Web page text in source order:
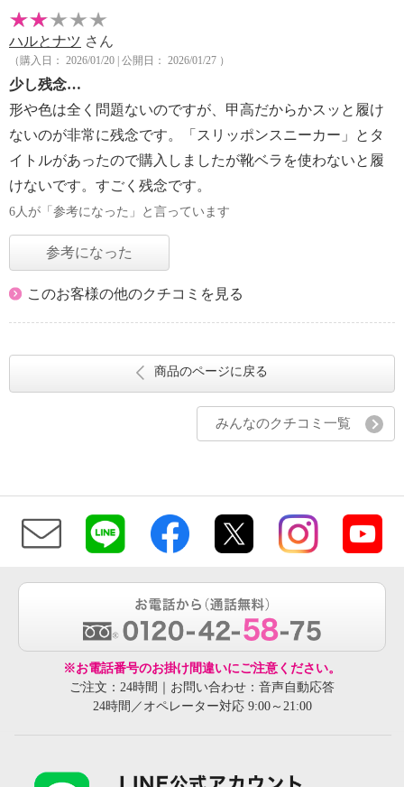
ハルとナツ さん
（購入日： 2026/01/20 | 公開日： 2026/01/27 ）
少し残念…
形や色は全く問題ないのですが、甲高だからかスッと履け
ないのが非常に残念です。「スリッポンスニーカー」とタ
イトルがあったので購入しましたが靴ベラを使わないと履
けないです。すごく残念です。
6人が「参考になった」と言っています
参考になった
このお客様の他のクチコミを見る
商品のページに戻る
みんなのクチコミ一覧
※お電話番号のお掛け間違いにご注意ください。
ご注文：24時間｜お問い合わせ：音声自動応答
24時間／オペレーター対応 9:00～21:00